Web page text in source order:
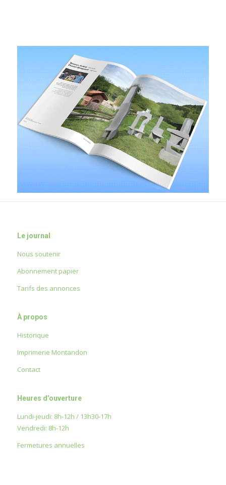
Le journal
Nous soutenir
Abonnement papier
Tarifs des annonces
À propos
Historique
Imprimerie Montandon
Contact
Heures d’ouverture
Lundi-jeudi: 8h-12h / 13h30-17h
Vendredi: 8h-12h
Fermetures annuelles